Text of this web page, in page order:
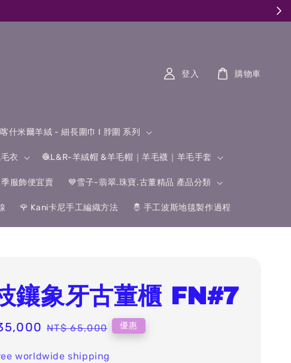
什米爾羊絨 - 細長圍巾 I 脖圍 系列
衣 🧶L&R-羊絨帽 &羊毛帽｜羊毛襪｜羊毛手套
服飾便宜賣 💙雪子-翡翠.珠寶.古董精品 產品分類
🌹 Kani卡尼手工編織方法 🤴 手工波斯地毯製作過程
登入 購物車
鑲象牙古董櫃 FN#7
Regular
NT$ 65,000 優惠
worldwide shipping